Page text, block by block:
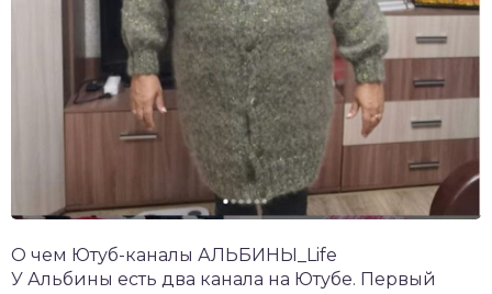
О чем Ютуб-каналы АЛЬБИНЫ_Life
У Альбины есть два канала на Ютубе. Первый